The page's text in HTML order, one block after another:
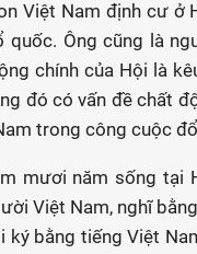
Việt Nam định cư ở
quốc. Ông cũng là
chính của Hội là
đó có vấn đề chất
trong công cuộc
mươi năm sống
Việt Nam, nghĩ
ký bằng tiếng Việt